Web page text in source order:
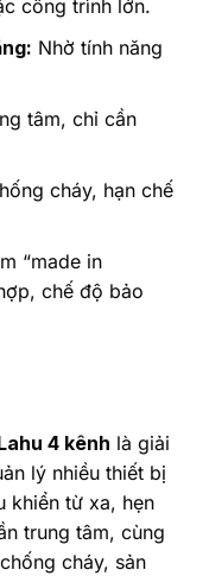
công trình lớn.
Nhờ tính năng
tâm, chỉ cần
cháy, hạn chế
“made in
chế độ bảo
4 kênh là giải
lý nhiều thiết bị
khiển từ xa, hẹn
trung tâm, cùng
cháy, sản